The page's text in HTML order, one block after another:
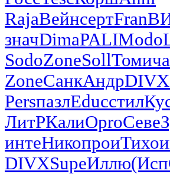
RajaВейнсертFran
значDimaPALIModo
SodoZoneSollТоми
ZoneСанкАндрDIVX
PersпазлEducстил
ЛитРКалиOproСеве
интеНикопроиТихо
DIVXSupeИллю(Исп